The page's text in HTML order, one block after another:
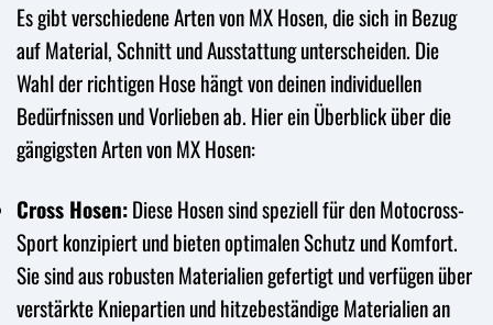
Es gibt verschiedene Arten von MX Hosen, die sich in Bezug
auf Material, Schnitt und Ausstattung unterscheiden. Die
Wahl der richtigen Hose hängt von deinen individuellen
Bedürfnissen und Vorlieben ab. Hier ein Überblick über die
gängigsten Arten von MX Hosen:
Cross Hosen:Diese Hosen sind speziell für den Motocross-
Sport konzipiert und bieten optimalen Schutz und Komfort.
Sie sind aus robusten Materialien gefertigt und verfügen über
verstärkte Kniepartien und hitzebeständige Materialien an